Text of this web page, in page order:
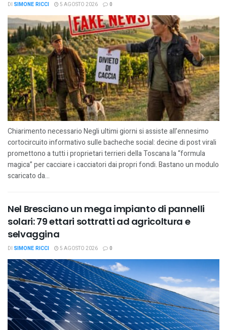
DI SIMONE RICCI 5 AGOSTO 2026 0
Chiarimento necessario Negli ultimi giorni si assiste all’ennesimo
cortocircuito informativo sulle bacheche social: decine di post virali
promettono a tutti i proprietari terrieri della Toscana la “formula
magica” per cacciare i cacciatori dai propri fondi. Bastano un modulo
scaricato da...
Nel Bresciano un mega impianto di pannelli
solari: 79 ettari sottratti ad agricoltura e
selvaggina
DI SIMONE RICCI 5 AGOSTO 2026 0